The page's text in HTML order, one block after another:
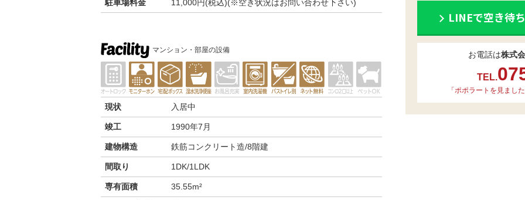
駐車場料金 11,000円(税込)(※空き状況はお問い合わせ下さい)
マンション・部屋の設備
現状 入居中
竣工 1990年7月
建物構造 鉄筋コンクリート造/8階建
間取り 1DK/1LDK
専有面積 35.55m²
LINEで空き待
お電話は株式
TEL.
「ポポラートを見まし